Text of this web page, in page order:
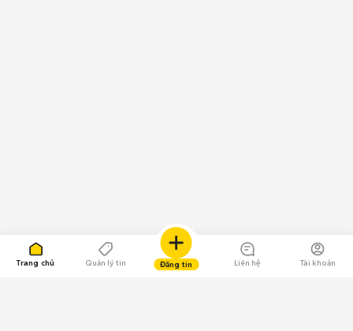
Trang chủ Quản lý tin Đăng tin Liên hệ Tài khoản